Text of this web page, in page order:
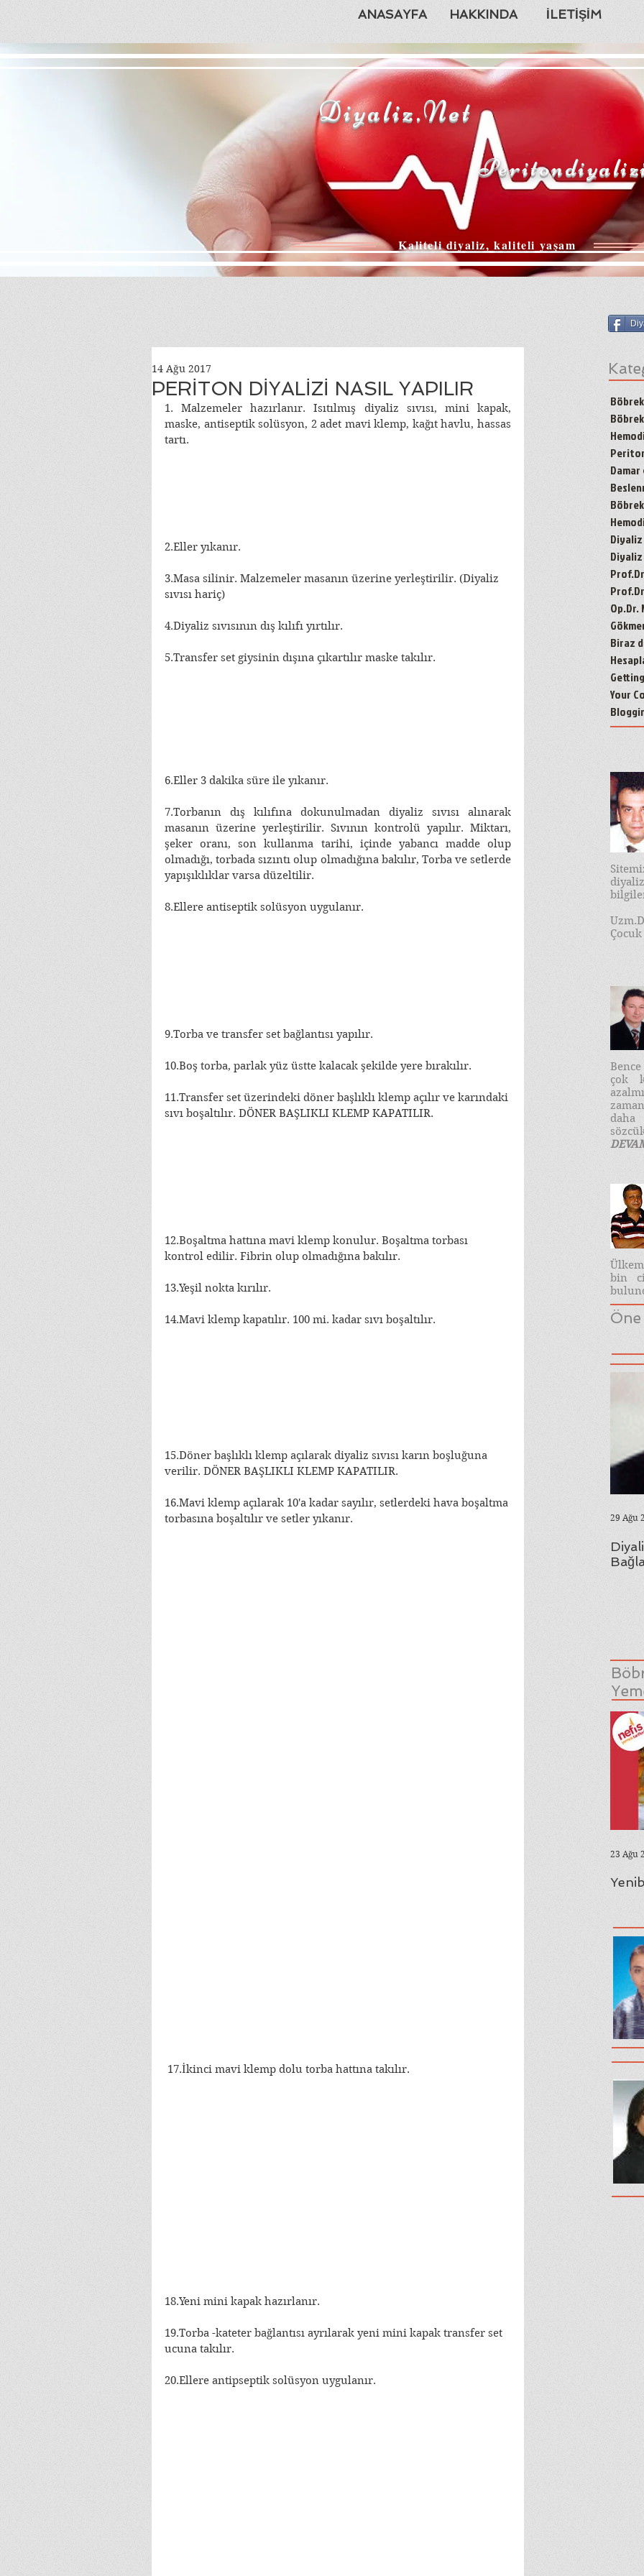
ANASAYFA HAKKINDA İLETİŞİM
Diyaliz.Net
Kaliteli diyaliz, kaliteli yaşam
23 Ağu
PERİTON DİYALİZİ NASIL YAPILIR
14 Ağu 2017
1. Malzemeler hazırlanır. Isıtılmış diyaliz sıvısı, mini kapak,
maske, antiseptik solüsyon, 2 adet mavi klemp, kağıt havlu, hassas
tartı.
2.Eller yıkanır.
3.Masa silinir. Malzemeler masanın üzerine yerleştirilir. (Diyaliz
sıvısı hariç)
4.Diyaliz sıvısının dış kılıfı yırtılır.
5.Transfer set giysinin dışına çıkartılır maske takılır.
6.Eller 3 dakika süre ile yıkanır.
7.Torbanın dış kılıfına dokunulmadan diyaliz sıvısı alınarak
masanın üzerine yerleştirilir. Sıvının kontrolü yapılır. Miktarı,
şeker oranı, son kullanma tarihi, içinde yabancı madde olup
olmadığı, torbada sızıntı olup olmadığına bakılır, Torba ve setlerde
yapışıklıklar varsa düzeltilir.
8.Ellere antiseptik solüsyon uygulanır.
9.Torba ve transfer set bağlantısı yapılır.
10.Boş torba, parlak yüz üstte kalacak şekilde yere bırakılır.
11.Transfer set üzerindeki döner başlıklı klemp açılır ve karındaki
sıvı boşaltılır. DÖNER BAŞLIKLI KLEMP KAPATILIR.
12.Boşaltma hattına mavi klemp konulur. Boşaltma torbası
kontrol edilir. Fibrin olup olmadığına bakılır.
13.Yeşil nokta kırılır.
14.Mavi klemp kapatılır. 100 mi. kadar sıvı boşaltılır.
15.Döner başlıklı klemp açılarak diyaliz sıvısı karın boşluğuna
verilir. DÖNER BAŞLIKLI KLEMP KAPATILIR.
16.Mavi klemp açılarak 10'a kadar sayılır, setlerdeki hava boşaltma
torbasına boşaltılır ve setler yıkanır.
17.İkinci mavi klemp dolu torba hattına takılır.
18.Yeni mini kapak hazırlanır.
19.Torba -kateter bağlantısı ayrılarak yeni mini kapak transfer set
ucuna takılır.
20.Ellere antipseptik solüsyon uygulanır.
Diyaliz
Diyaliz
Op.Dr.
Biraz
Your
29 Ağu
Çocuk
çok
bin